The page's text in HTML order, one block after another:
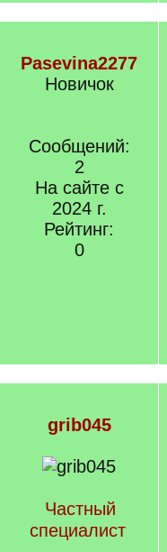
Pasevina2277
Новичок
Сообщений:
2
На сайте с
2024 г.
Рейтинг:
0
grib045
Частный
специалист